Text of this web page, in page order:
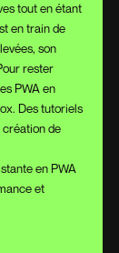
tout en étant
en train de
son
rester
PWA en
Des tutoriels
création de
en PWA
et